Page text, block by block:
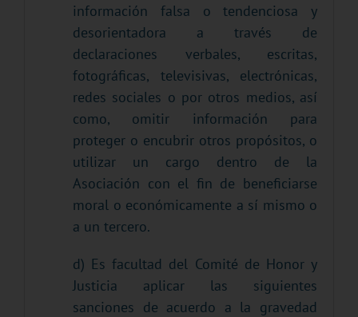
información falsa o tendenciosa y
desorientadora a través de
declaraciones verbales, escritas,
fotográficas, televisivas, electrónicas,
redes sociales o por otros medios, así
como, omitir información para
proteger o encubrir otros propósitos, o
utilizar un cargo dentro de la
Asociación con el fin de beneficiarse
moral o económicamente a sí mismo o
a un tercero.
d) Es facultad del Comité de Honor y
Justicia aplicar las siguientes
sanciones de acuerdo a la gravedad